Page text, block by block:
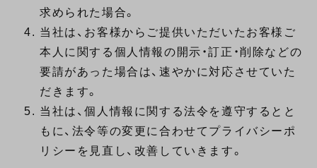
求められた場合。
当社は、お客様からご提供いただいたお客様ご
本人に関する個人情報の開示・訂正・削除などの
要請があった場合は、速やかに対応させていた
だきます。
当社は、個人情報に関する法令を遵守するとと
もに、法令等の変更に合わせてプライバシーポ
リシーを見直し、改善していきます。